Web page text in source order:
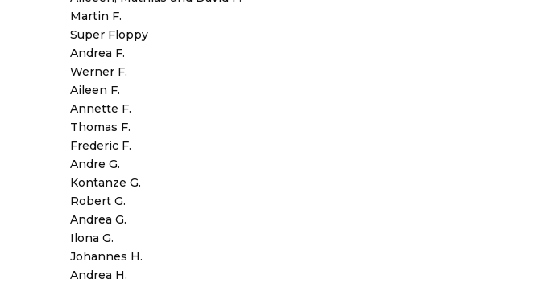
Martin F.
Super Floppy
Andrea F.
Werner F.
Aileen F.
Annette F.
Thomas F.
Frederic F.
Andre G.
Kontanze G.
Robert G.
Andrea G.
Ilona G.
Johannes H.
Andrea H.